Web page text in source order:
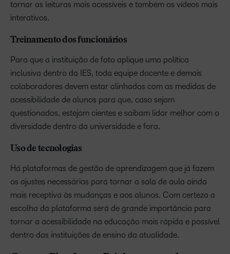
tornar as leituras mais acessíveis e também os vídeos mais
interativos.
Treinamento dos funcionários
Para que a instituição de fato aplique uma política
inclusiva dentro da IES, toda equipe docente e demais
colaboradores devem estar alinhados com as medidas de
acessibilidade de alunos para que, caso sejam
questionados, estejam cientes e saibam lidar melhor com a
diversidade dentro da universidade e fora.
Uso de tecnologias
Há plataformas de gestão de aprendizagem que já fazem
os ajustes necessários para tornar a sala de aula ainda
mais receptiva às mudanças e aos alunos. Com certeza a
escolha da plataforma será de grande importância para
tornar a acessibilidade na educação mais rápida e possível
dentro das instituições de ensino da atualidade.